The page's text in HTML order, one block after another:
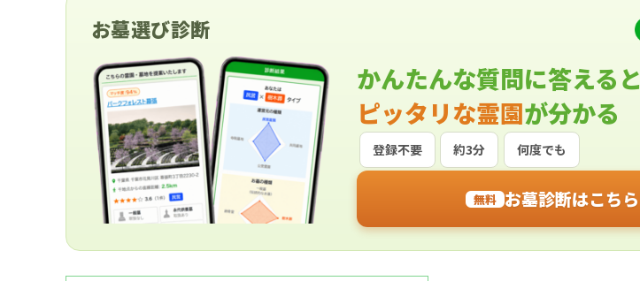
お墓選び診断
かんたんな質問に答えると
ピッタリな霊園が分かる
登録不要 約3分 何度でも
無料 お墓診断はこちら